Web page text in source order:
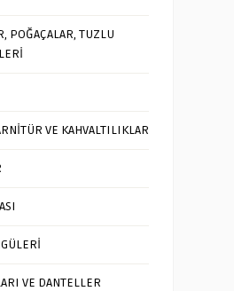
POĞAÇALAR, TUZLU
VE KAHVALTILIKLAR
VE DANTELLER